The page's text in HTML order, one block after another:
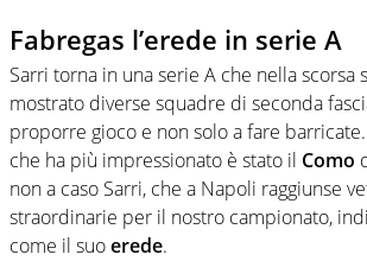
Fabregas l’erede in serie A
Sarri torna in una serie A che nella scorsa
mostrato diverse squadre di seconda
proporre gioco e non solo a fare
che ha più impressionato è stato il Como
non a caso Sarri, che a Napoli raggiunse
straordinarie per il nostro campionato,
come il suoerede.